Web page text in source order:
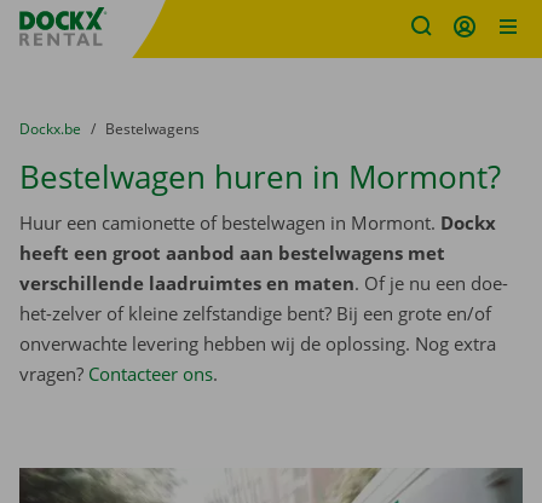
Fratello DEMO
U bevindt zich hier:
van
Dockx.be naar
Bestelwagens
Bestelwagen huren in Mormont?
Huur een camionette of bestelwagen in Mormont. Dockx
heeft een groot aanbod aan bestelwagens met
verschillende laadruimtes en maten. Of je nu een doe-
het-zelver of kleine zelfstandige bent? Bij een grote en/of
onverwachte levering hebben wij de oplossing. Nog extra
vragen? Contacteer ons.